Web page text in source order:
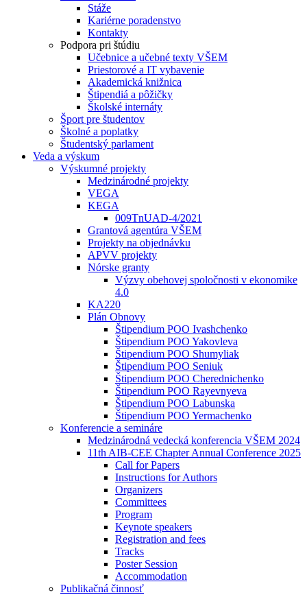
Stáže
Kariérne poradenstvo
Kontakty
Podpora pri štúdiu
Učebnice a učebné texty VŠEM
Priestorové a IT vybavenie
Akademická knižnica
Štipendiá a pôžičky
Školské internáty
Šport pre študentov
Školné a poplatky
Študentský parlament
Veda a výskum
Výskumné projekty
Medzinárodné projekty
VEGA
KEGA
009TnUAD-4/2021
Grantová agentúra VŠEM
Projekty na objednávku
APVV projekty
Nórske granty
Výzvy obehovej spoločnosti v ekonomike
4.0
KA220
Plán Obnovy
Štipendium POO Ivashchenko
Štipendium POO Yakovleva
Štipendium POO Shumyliak
Štipendium POO Seniuk
Štipendium POO Cherednichenko
Štipendium POO Rayevnyeva
Štipendium POO Labunska
Štipendium POO Yermachenko
Konferencie a semináre
Medzinárodná vedecká konferencia VŠEM 2024
11th AIB-CEE Chapter Annual Conference 2025
Call for Papers
Instructions for Authors
Organizers
Committees
Program
Keynote speakers
Registration and fees
Tracks
Poster Session
Accommodation
Publikačná činnosť